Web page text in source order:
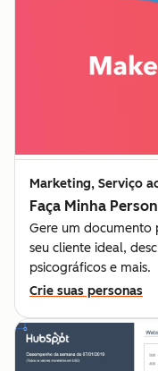
Marketing, Serviço
Faça Minha
Gere um documento
seu cliente ideal,
psicográficos e mais.
Crie suas personas